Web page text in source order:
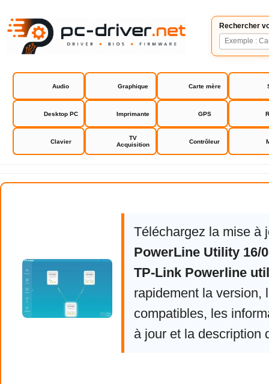
Rechercher
Audio Graphique Carte mère
Desktop PC Imprimante GPS
Clavier
TV
Acquisition
Contrôleur
TP-Link Powerline utility
Téléchargez la mise à
PowerLine Utility 16/
TP-Link Powerline
rapidement la version,
compatibles, les
à jour et la description